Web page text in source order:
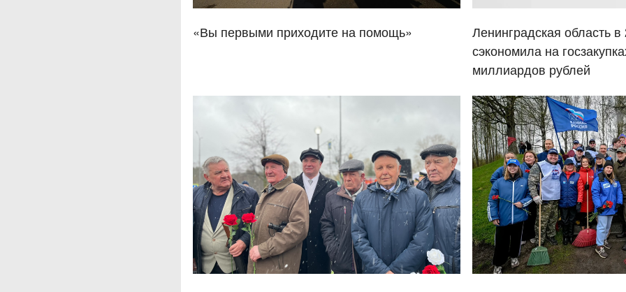
«Вы первыми приходите на помощь»
Ленинградская область в
сэкономила на
миллиардов рублей